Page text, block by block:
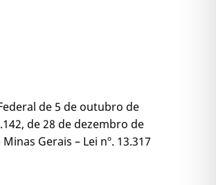
de 5 de outubro de
de 28 de dezembro de
Gerais – Lei nº. 13.317